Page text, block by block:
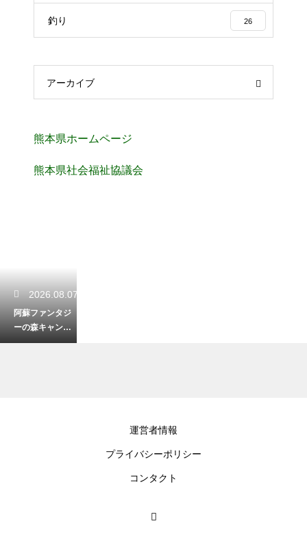
釣り 26
アーカイブ
熊本県ホームページ
熊本県社会福祉協議会
2026.08.07
阿蘇ファンタジ
ーの森キャンプ
場を徹底レビュ
運営者情報
プライバシーポリシー
コンタクト